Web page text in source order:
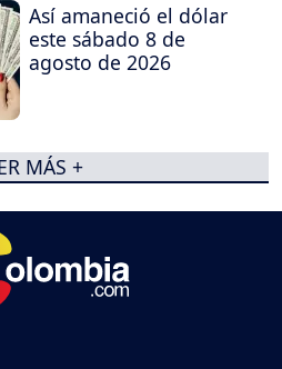
Así amaneció el dólar
este sábado 8 de
agosto de 2026
MÁS +